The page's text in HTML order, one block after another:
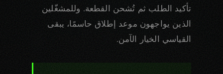
تأكيد الطلب ثم تُشحن القطعة. وللمشغّلين
الذين يواجهون موعد إطلاق حاسمًا، يبقى
القياسي الخيار الآمن.